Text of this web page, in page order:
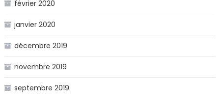
février 2020
janvier 2020
décembre 2019
novembre 2019
septembre 2019